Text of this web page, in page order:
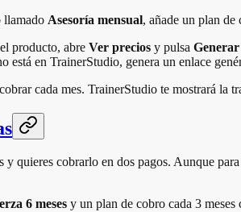
llamado Asesoría mensual, añade un plan
producto, abre Ver precios y pulsa Generar
está en TrainerStudio, genera un enlace
cada mes. TrainerStudio te mostrará
y quieres cobrarlo en dos pagos. Aunque
6 meses y un plan de cobro cada 3